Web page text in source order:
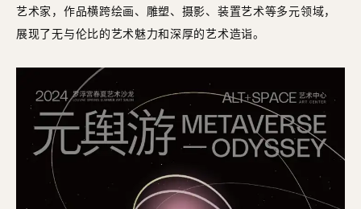
艺术家，作品横跨绘画、雕塑、摄影、装置艺术等多元领域，
展现了无与伦比的艺术魅力和深厚的艺术造诣。